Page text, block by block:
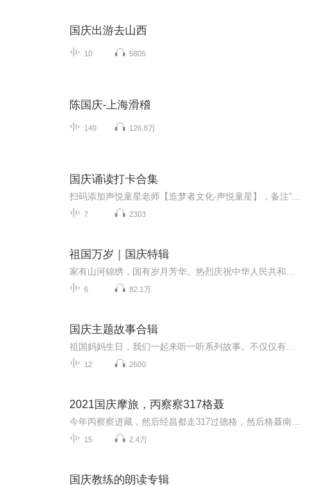
国庆出游去山西
10 5805
陈国庆-上海滑稽
149 126.8万
国庆诵读打卡合集
7 2303
祖国万岁｜国庆特辑
6 82.1万
国庆主题故事合辑
12 2600
2021国庆摩旅，丙察察317格聂
15 2.4万
国庆教练的朗读专辑